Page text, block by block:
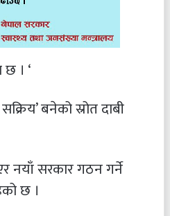
। ‘
बनेको स्रोत दाबी
नयाँ सरकार गठन गर्ने
छ ।